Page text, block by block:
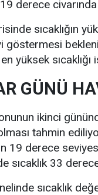
19 derece
sıcaklığın
göstermesi
yüksek
GÜNÜ
ikinci
tahmin
19 derece
sıcaklık 33
sıcaklık